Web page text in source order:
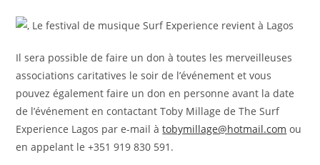
Il sera possible de faire un don à toutes les merveilleuses
associations caritatives le soir de l’événement et vous
pouvez également faire un don en personne avant la date
de l’événement en contactant Toby Millage de The Surf
Experience Lagos par e-mail àtobymillage@hotmail.com ou
en appelant le +351 919 830 591.